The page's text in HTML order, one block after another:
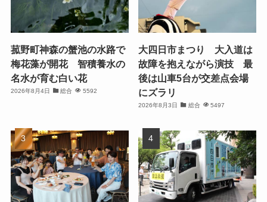
菰野町神森の蟹池の水路で
梅花藻が開花 智積養水の
名水が育む白い花
2026年8月4日 総合 5592
大四日市まつり 大入道は
故障を抱えながら演技 最
後は山車5台が交差点会場
にズラリ
2026年8月3日 総合 5497